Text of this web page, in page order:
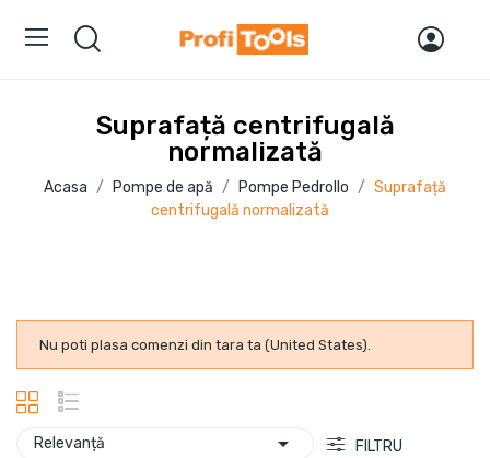
Suprafață centrifugală
normalizată
Acasa Pompe de apă Pompe Pedrollo
Suprafață
centrifugală normalizată
Nu poti plasa comenzi din tara ta (United States).
Relevanță  FILTRU